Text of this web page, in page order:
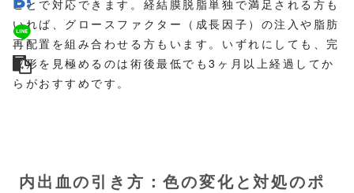
ことで対応できます。経結膜脱脂単独で満足される方も
いれば、グロースファクター（成長因子）の注入や脂肪
再配置を組み合わせる方もいます。いずれにしても、完
成形を見極めるのは術後最低でも3ヶ月以上経過してか
らがおすすめです。
内出血の引き方：色の変化と対処のポ